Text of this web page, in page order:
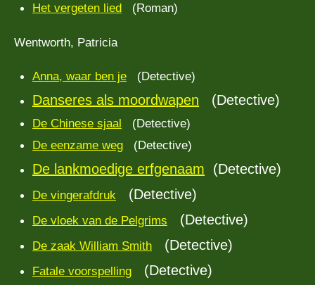
Het vergeten lied (Roman)
Wentworth, Patricia
Anna, waar ben je (Detective)
Danseres als moordwapen (Detective)
De Chinese sjaal (Detective)
De eenzame weg (Detective)
De lankmoedige erfgenaam (Detective)
De vingerafdruk (Detective)
De vloek van de Pelgrims (Detective)
De zaak William Smith (Detective)
Fatale voorspelling (Detective)